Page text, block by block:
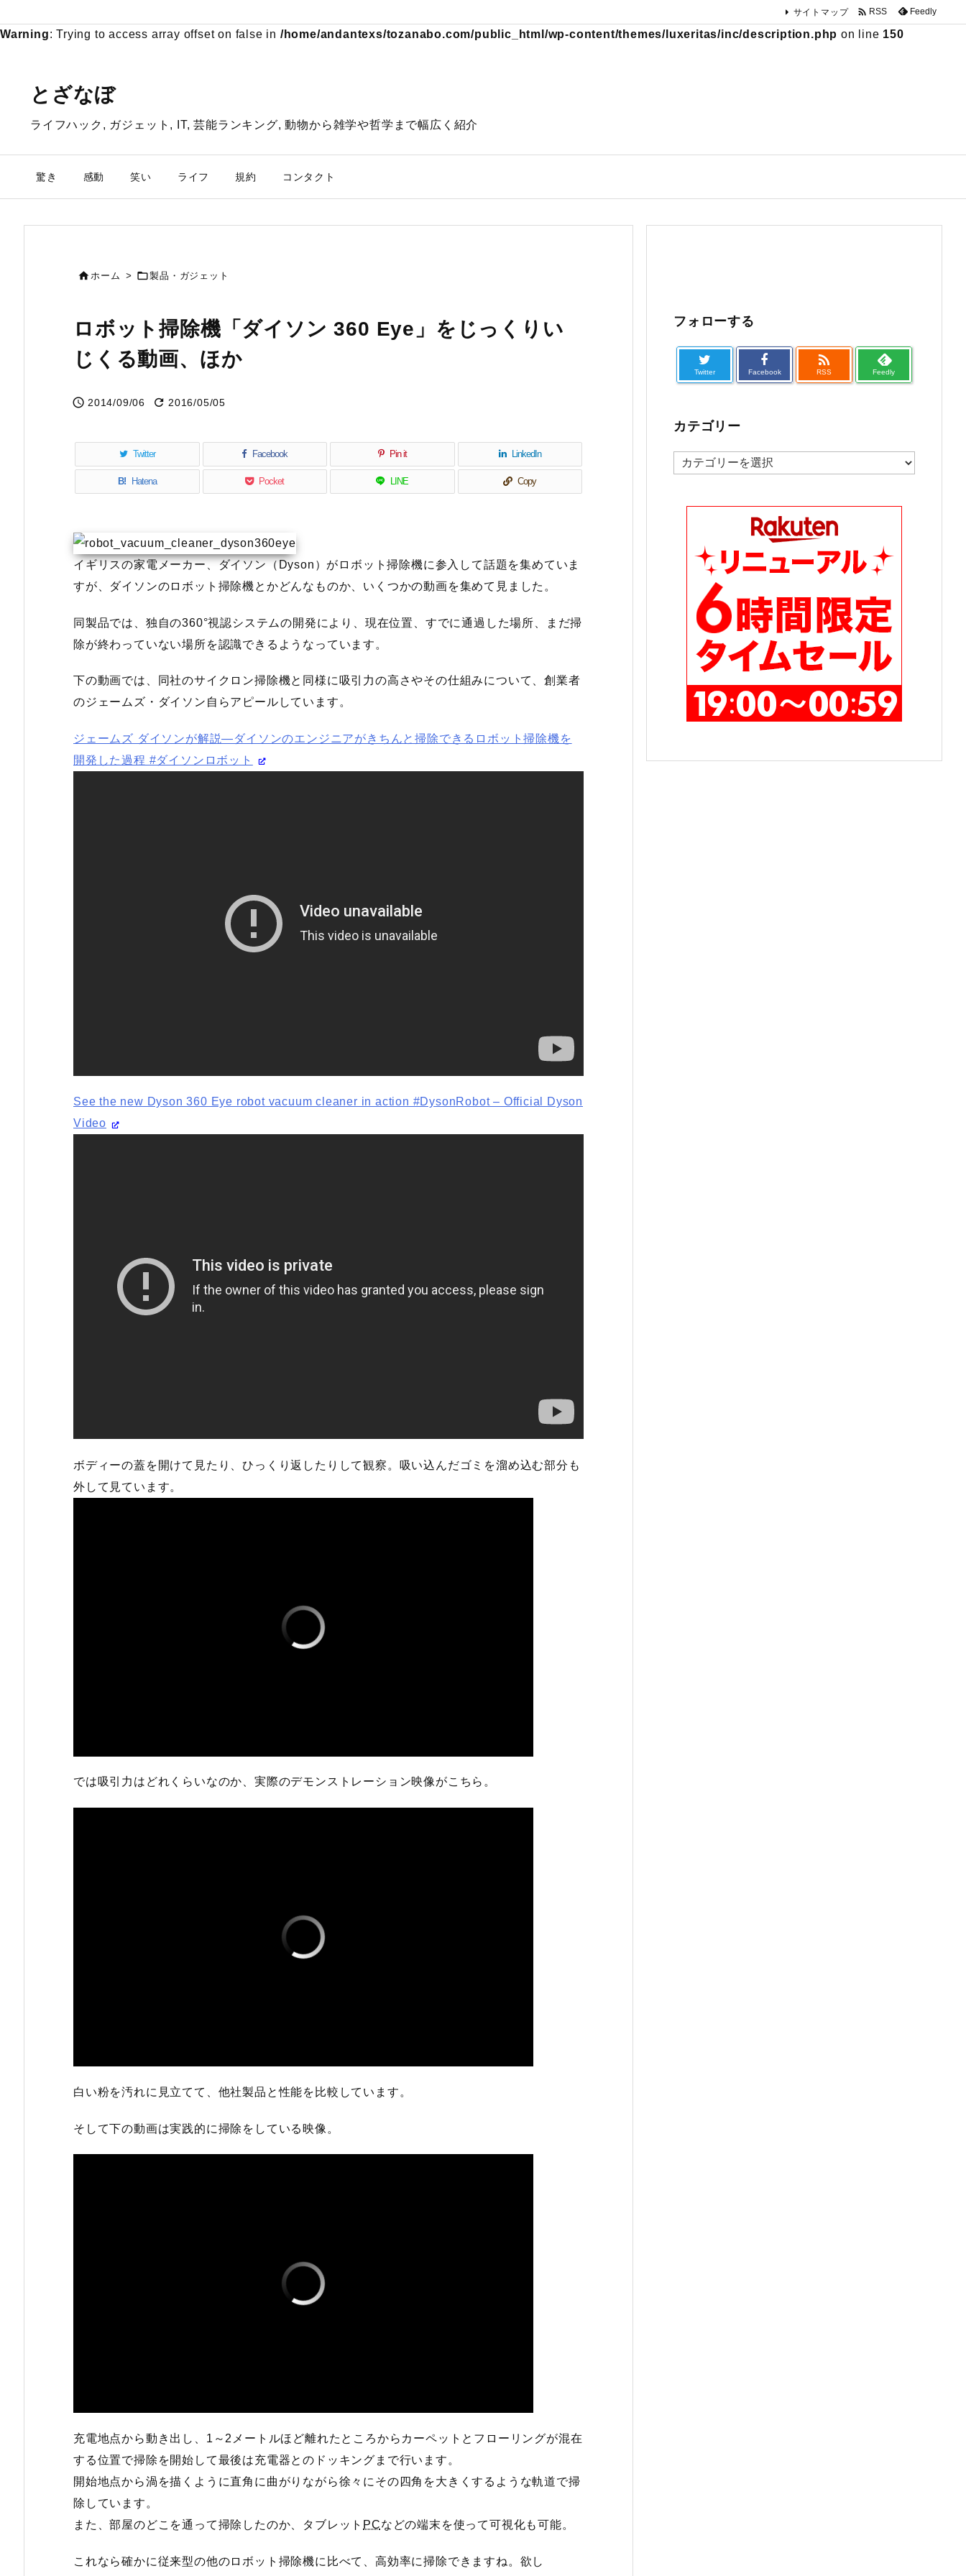
Warning: Trying to access array offset on false in /home/andantexs/tozanabo.com/public_html/wp-content/themes/luxeritas/inc/description.php on line 150
とざなぼ
ライフハック, ガジェット, IT, 芸能ランキング, 動物から雑学や哲学まで幅広く紹介
驚き 感動 笑い ライフ 規約 コンタクト
サイトマップ  RSS Feedly
ホーム > 製品・ガジェット
ロボット掃除機「ダイソン 360 Eye」をじっくりい
じくる動画、ほか
 2014/09/06  2016/05/05
Twitter Facebook Pin it LinkedIn
B! Hatena Pocket LINE Copy
イギリスの家電メーカー、ダイソン（Dyson）がロボット掃除機に参入して話題を集めていま
すが、ダイソンのロボット掃除機とかどんなものか、いくつかの動画を集めて見ました。
同製品では、独自の360°視認システムの開発により、現在位置、すでに通過した場所、­まだ掃
除が終わっていない場所を認識できるようなっています。
下の動画では、同社のサイクロン掃除機と同様に吸引力の高さやその仕組みについて、創業者
のジェームズ・ダイソン自らアピールしています。
ジェームズ ダイソンが解説―ダイソンのエンジニアがきちんと掃除できるロボット掃除機を
開発した過程 #ダイソンロボット
See the new Dyson 360 Eye robot vacuum cleaner in action #DysonRobot – Official Dyson
Video
ボディーの蓋を開けて見たり、ひっくり返したりして観察。吸い込んだゴミを溜め込む部分も
外して見ています。
では吸引力はどれくらいなのか、実際のデモンストレーション映像がこちら。
白い粉を汚れに見立てて、他社製品と性能を比較しています。
そして下の動画は実践的に掃除をしている映像。
充電地点から動き出し、1～2メートルほど離れたところからカーペットとフローリングが混在
する位置で掃除を開始して最後は充電器とのドッキングまで行います。
開始地点から渦を描くように直角に曲がりながら徐々にその四角を大きくするような軌道で掃
除しています。
また、部屋のどこを通って掃除したのか、タブレット PCなどの端末を使って可視化も可能。
これなら確かに従来型の他のロボット掃除機に比べて、高効率に掃除できますね。欲し
フォローする
Twitter Facebook

RSS Feedly
カテゴリー
カ